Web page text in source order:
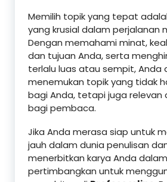
Memilih topik yang tepat
yang krusial dalam perjalanan
Dengan memahami minat,
dan tujuan Anda, serta
terlalu luas atau sempit, Anda
menemukan topik yang tidak
bagi Anda, tetapi juga relevan
bagi pembaca.
Jika Anda merasa siap untuk
jauh dalam dunia penulisan
menerbitkan karya Anda
pertimbangkan untuk